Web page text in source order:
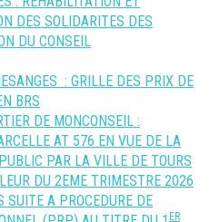
DES SOLIDARITES DES
DU CONSEIL
: GRILLE DES PRIX DE
BRS
DE MONCONSEIL :
AT 576 EN VUE DE LA
PAR LA VILLE DE TOURS
DU 2EME TRIMESTRE 2026
SUITE A PROCEDURE DE
ER